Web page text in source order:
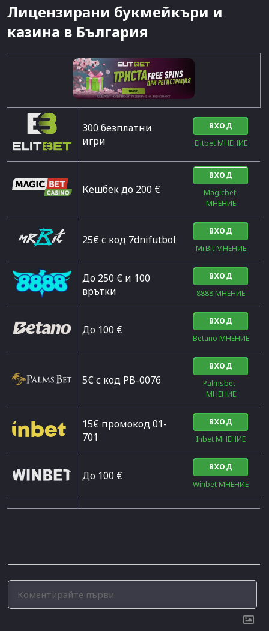
Лицензирани букмейкъри и
казина в България
300 безплатни
игри
ВХОД
Elitbet МНЕНИЕ
Кешбек до 200 €
ВХОД
Magicbet
МНЕНИЕ
25€ с код 7dnifutbol
ВХОД
MrBit МНЕНИЕ
До 250 € и 100
врътки
ВХОД
8888 МНЕНИЕ
Дo 100 €
ВХОД
Betano МНЕНИЕ
5€ с код PB-0076
ВХОД
Palmsbet
МНЕНИЕ
15€ промокод 01-
701
ВХОД
Inbet МНЕНИЕ
До 100 €
ВХОД
Winbet МНЕНИЕ